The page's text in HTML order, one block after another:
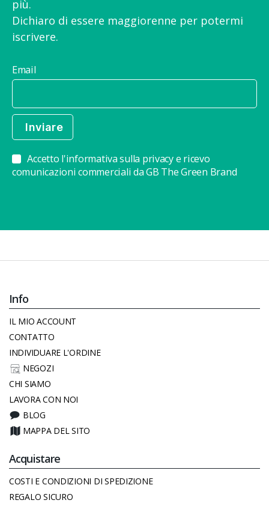
più.
Dichiaro di essere maggiorenne per potermi
iscrivere.
Email
Accetto l'informativa sulla privacy e ricevo
comunicazioni commerciali da GB The Green Brand
Info
IL MIO ACCOUNT
CONTATTO
INDIVIDUARE L'ORDINE
NEGOZI
CHI SIAMO
LAVORA CON NOI
BLOG
MAPPA DEL SITO
Acquistare
COSTI E CONDIZIONI DI SPEDIZIONE
REGALO SICURO